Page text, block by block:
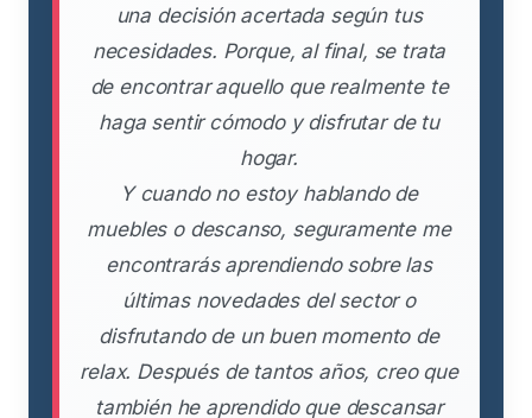
una decisión acertada según tus
necesidades. Porque, al final, se trata
de encontrar aquello que realmente te
haga sentir cómodo y disfrutar de tu
hogar.
Y cuando no estoy hablando de
muebles o descanso, seguramente me
encontrarás aprendiendo sobre las
últimas novedades del sector o
disfrutando de un buen momento de
relax. Después de tantos años, creo que
también he aprendido que descansar